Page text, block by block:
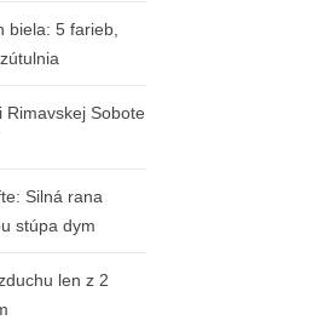
biela: 5 farieb,
Rimavskej Sobote
Silná rana
stúpa dym
len z 2